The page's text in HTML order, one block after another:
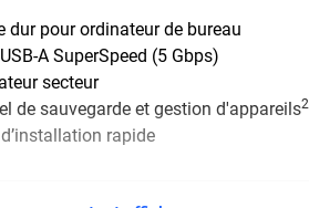
dur pour ordinateur de bureau
A SuperSpeed (5 Gbps)
secteur
de sauvegarde et gestion d'appareils2
rapide